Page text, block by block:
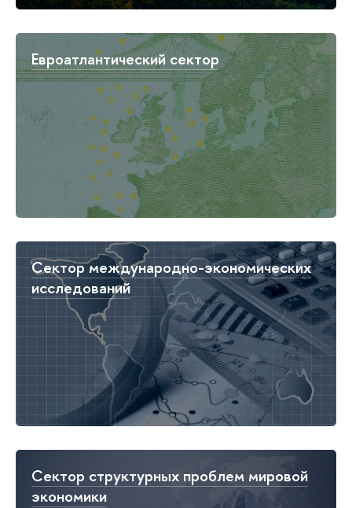
Евроатлантический сектор
Сектор международно-экономических
исследований
Сектор структурных проблем мировой
экономики